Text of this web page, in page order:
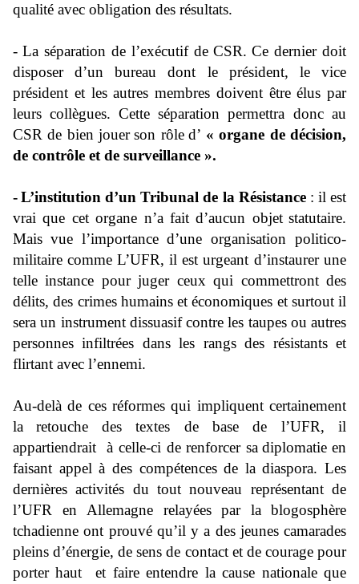
qualité avec obligation des résultats.
- La séparation de l’exécutif de CSR. Ce dernier doit
disposer d’un bureau dont le président, le vice
président et les autres membres doivent être élus par
leurs collègues. Cette séparation permettra donc au
CSR de bien jouer son rôle d’ « organe de décision,
de contrôle et de surveillance ».
-L’institution d’un Tribunal de la Résistance : il est
vrai que cet organe n’a fait d’aucun objet statutaire.
Mais vue l’importance d’une organisation politico-
militaire comme L’UFR, il est urgeant d’instaurer une
telle instance pour juger ceux qui commettront des
délits, des crimes humains et économiques et surtout il
sera un instrument dissuasif contre les taupes ou autres
personnes infiltrées dans les rangs des résistants et
flirtant avec l’ennemi.
Au-delà de ces réformes qui impliquent certainement
la
retouche
des textes de base de l’UFR, il
appartiendrait à celle-ci de renforcer sa diplomatie en
faisant appel à des compétences de la diaspora. Les
dernières activités du tout nouveau représentant de
l’UFR en Allemagne
relayées par la blogosphère
tchadienne ont prouvé qu’il y a des jeunes camarades
pleins d’énergie, de sens de contact et de courage pour
porter haut et faire entendre la cause nationale que